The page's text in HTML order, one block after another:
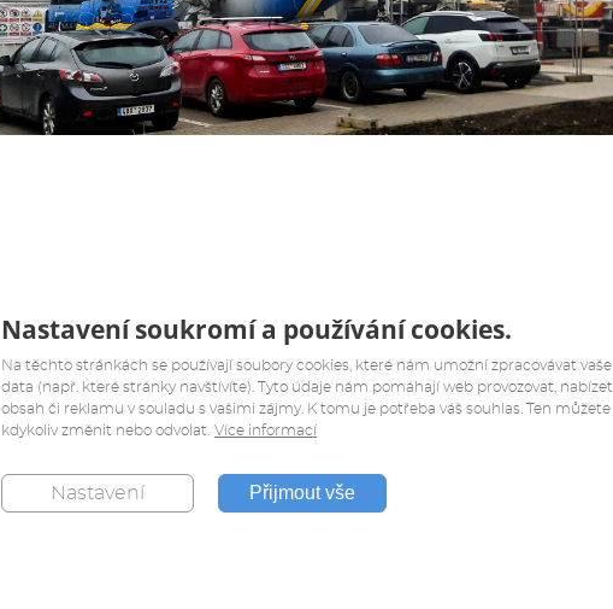
Nastavení soukromí a používání cookies.
Na těchto stránkách se používají soubory cookies, které nám umožní zpracovávat vaše
data (např. které stránky navštívíte). Tyto údaje nám pomáhají web provozovat, nabízet
obsah či reklamu v souladu s vašimi zájmy. K tomu je potřeba váš souhlas. Ten můžete
kdykoliv změnit nebo odvolat. Více informací
Nastavení Přijmout vše